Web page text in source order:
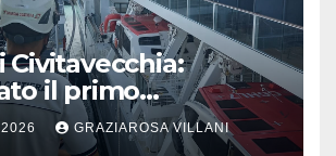
Civitavecchia:
il primo
di GNL ad una
crociera
GRAZIAROSA VILLANI